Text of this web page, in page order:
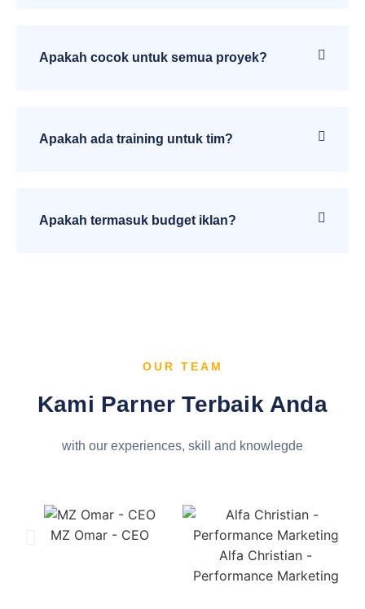
Apakah cocok untuk semua proyek?
Apakah ada training untuk tim?
Apakah termasuk budget iklan?
OUR TEAM
Kami Parner Terbaik Anda
with our experiences, skill and knowlegde
MZ Omar - CEO
Alfa Christian -
Performance Marketing